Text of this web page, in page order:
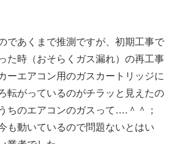
であくまで推測ですが、初期工事で
た時（おそらくガス漏れ）の再工事
ーエアコン用のガスカートリッジに
転がっているのがチラッと見えたの
ちのエアコンのガスって….＾＾；
も動いているので問題ないとはい